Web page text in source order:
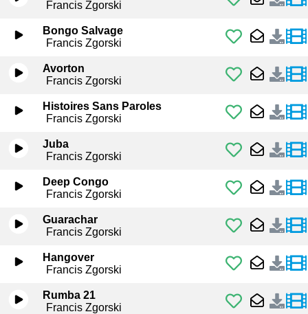
Francis Zgorski
Bongo Salvage
Francis Zgorski
Avorton
Francis Zgorski
Histoires Sans Paroles
Francis Zgorski
Juba
Francis Zgorski
Deep Congo
Francis Zgorski
Guarachar
Francis Zgorski
Hangover
Francis Zgorski
Rumba 21
Francis Zgorski